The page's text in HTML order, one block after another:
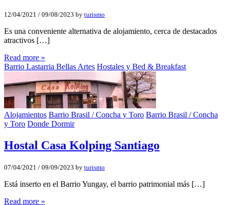
12/04/2021 / 09/08/2023 by turismo
Es una conveniente alternativa de alojamiento, cerca de destacados
atractivos […]
Read more »
Barrio Lastarria Bellas Artes Hostales y Bed & Breakfast
Alojamientos Barrio Brasil / Concha y Toro Barrio Brasil / Concha
y Toro Donde Dormir
Hostal Casa Kolping Santiago
07/04/2021 / 09/09/2023 by turismo
Está inserto en el Barrio Yungay, el barrio patrimonial más […]
Read more »